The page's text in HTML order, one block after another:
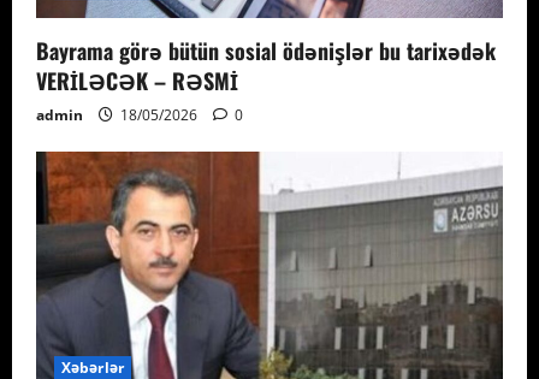
Bayrama görə bütün sosial ödənişlər bu tarixədək
VERİLƏCƏK – RƏSMİ
admin 18/05/2026 0
Xəbərlər